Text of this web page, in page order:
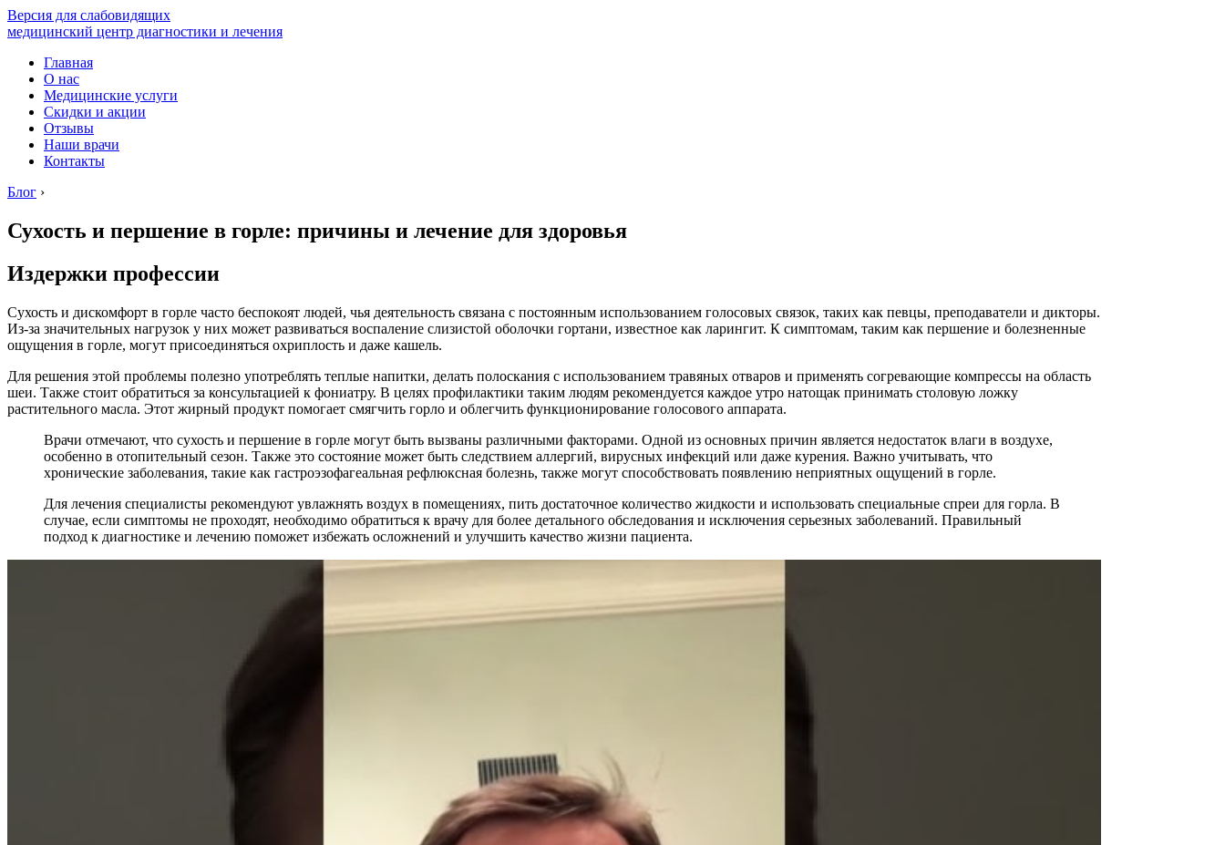
Версия для слабовидящих
медицинский центр диагностики и лечения
Главная
О нас
Медицинские услуги
Скидки и акции
Отзывы
Наши врачи
Контакты
Блог ›
Сухость и першение в горле: причины и лечение для здоровья
Издержки профессии
Сухость и дискомфорт в горле часто беспокоят людей, чья деятельность связана с постоянным использованием голосовых связок, таких как певцы, преподаватели и дикторы.
Из-за значительных нагрузок у них может развиваться воспаление слизистой оболочки гортани, известное как ларингит. К симптомам, таким как першение и болезненные
ощущения в горле, могут присоединяться охриплость и даже кашель.
Для решения этой проблемы полезно употреблять теплые напитки, делать полоскания с использованием травяных отваров и применять согревающие компрессы на область
шеи. Также стоит обратиться за консультацией к фониатру. В целях профилактики таким людям рекомендуется каждое утро натощак принимать столовую ложку
растительного масла. Этот жирный продукт помогает смягчить горло и облегчить функционирование голосового аппарата.
Врачи отмечают, что сухость и першение в горле могут быть вызваны различными факторами. Одной из основных причин является недостаток влаги в воздухе,
особенно в отопительный сезон. Также это состояние может быть следствием аллергий, вирусных инфекций или даже курения. Важно учитывать, что
хронические заболевания, такие как гастроэзофагеальная рефлюксная болезнь, также могут способствовать появлению неприятных ощущений в горле.
Для лечения специалисты рекомендуют увлажнять воздух в помещениях, пить достаточное количество жидкости и использовать специальные спреи для горла. В
случае, если симптомы не проходят, необходимо обратиться к врачу для более детального обследования и исключения серьезных заболеваний. Правильный
подход к диагностике и лечению поможет избежать осложнений и улучшить качество жизни пациента.